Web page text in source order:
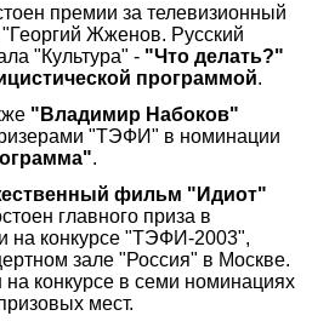
премии за телевизионный
Жженов. Русский
"Культура" - "Что делать?"
программой.
"Владимир Набоков"
"ТЭФИ" в номинации
.
фильм "Идиот"
главного приза в
на конкурсе "ТЭФИ-2003",
зале "Россия" в Москве.
конкурсе в семи номинациях
мест.